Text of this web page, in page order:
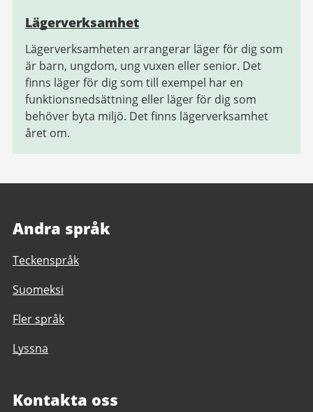
Lägerverksamhet
Lägerverksamheten arrangerar läger för dig som
är barn, ungdom, ung vuxen eller senior. Det
finns läger för dig som till exempel har en
funktionsnedsättning eller läger för dig som
behöver byta miljö. Det finns lägerverksamhet
året om.
Andra språk
Teckenspråk
Suomeksi
Fler språk
Lyssna
Kontakta oss